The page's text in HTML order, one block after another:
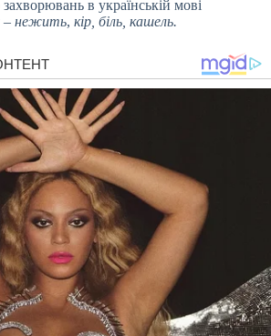
в українській мові
– нежить, кір, біль, кашель.